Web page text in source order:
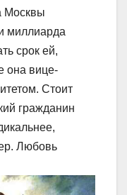
Москвы
миллиарда
срок ей,
она вице-
Стоит
гражданин
Любовь